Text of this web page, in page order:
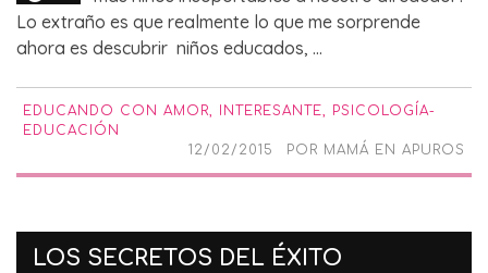
Lo extraño es que realmente lo que me sorprende
ahora es descubrir niños educados, ...
EDUCANDO CON AMOR INTERESANTE
PSICOLOGÍA-
EDUCACIÓN
12/02/2015
POR MAMÁ EN APUROS
LOS SECRETOS DEL ÉXITO